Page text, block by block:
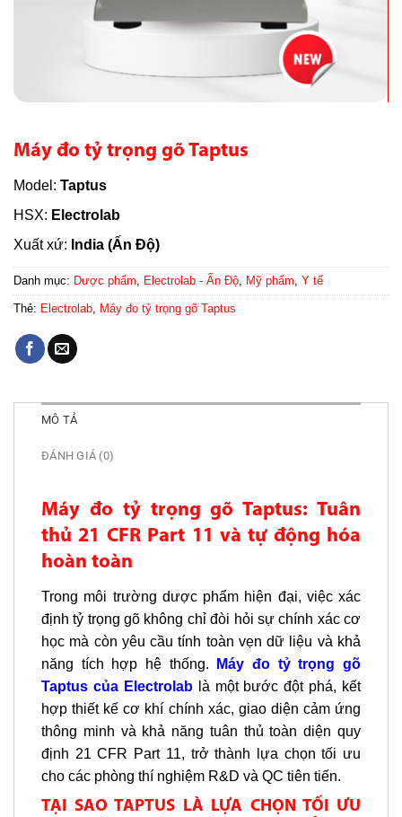
Máy đo tỷ trọng gõ Taptus
Model: Taptus
HSX: Electrolab
Xuất xứ: India (Ấn Độ)
Danh mục: Dược phẩm, Electrolab - Ấn Độ, Mỹ phẩm, Y tế
Thẻ: Electrolab, Máy đo tỷ trọng gõ Taptus
MÔ TẢ
ĐÁNH GIÁ (0)
Máy đo tỷ trọng gõ Taptus: Tuân
thủ 21 CFR Part 11 và tự động hóa
hoàn toàn
Trong môi trường dược phẩm hiện đại, việc xác
định tỷ trọng gõ không chỉ đòi hỏi sự chính xác cơ
học mà còn yêu cầu tính toàn vẹn dữ liệu và khả
năng tích hợp hệ thống.
Máy đo tỷ trọng gõ
Taptus của Electrolablà một bước đột phá, kết
hợp thiết kế cơ khí chính xác, giao diện cảm ứng
thông minh và khả năng tuân thủ toàn diện quy
định 21 CFR Part 11, trở thành lựa chọn tối ưu
cho các phòng thí nghiệm R&D và QC tiên tiến.
TẠI SAO TAPTUS LÀ LỰA CHỌN TỐI ƯU